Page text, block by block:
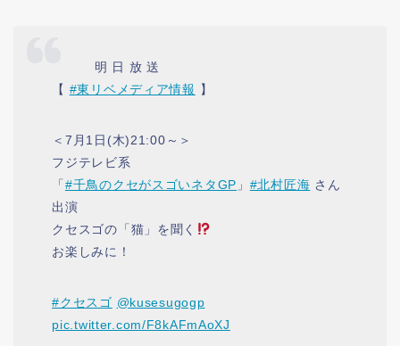
⠀⠀⠀⠀ 明 日 放 送
【 #東リベメディア情報 】
＜7月1日(木)21:00～＞
フジテレビ系
「 #千鳥のクセがスゴいネタGP 」 #北村匠海 さん
出演
クセスゴの「猫」を聞く
お楽しみに！
#クセスゴ @kusesugogp
pic.twitter.com/F8kAFmAoXJ